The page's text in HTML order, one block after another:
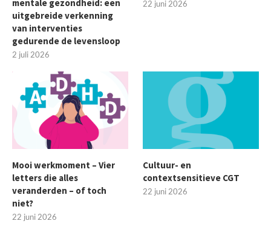
mentale gezondheid: een
uitgebreide verkenning
van interventies
gedurende de levensloop
2 juli 2026
22 juni 2026
Mooi werkmoment – Vier
letters die alles
veranderden – of toch
niet?
22 juni 2026
Cultuur- en
contextsensitieve CGT
22 juni 2026